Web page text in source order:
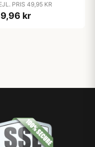
Woodchuck
PRIS 49,95 KR
kr